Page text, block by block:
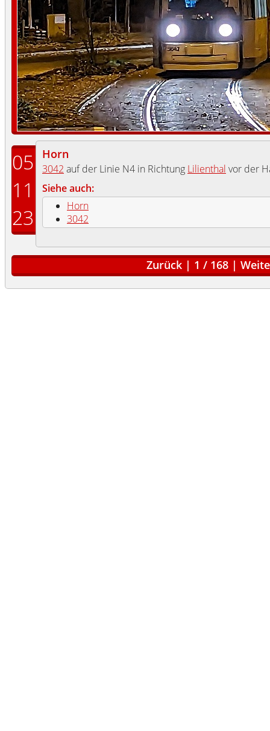
05
11
23
Horn
3042 auf der Linie N4 in Richtung Lilienthal vor der
Siehe auch:
Horn
3042
Zurück | 1 / 168 |